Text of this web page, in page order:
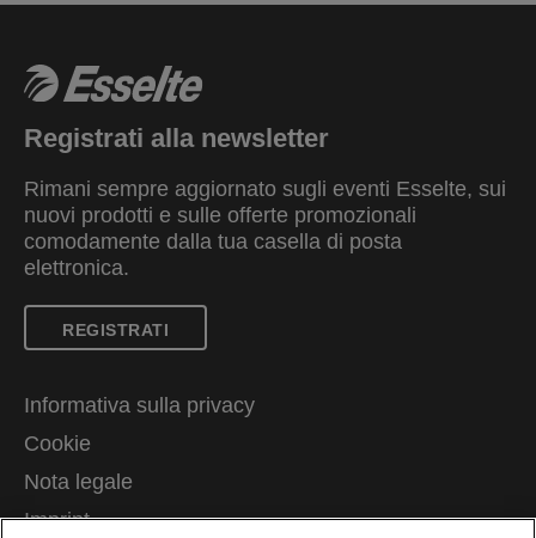
Registrati alla newsletter
Rimani sempre aggiornato sugli eventi Esselte, sui
nuovi prodotti e sulle offerte promozionali
comodamente dalla tua casella di posta
elettronica.
REGISTRATI
Informativa sulla privacy
Cookie
Nota legale
Imprint